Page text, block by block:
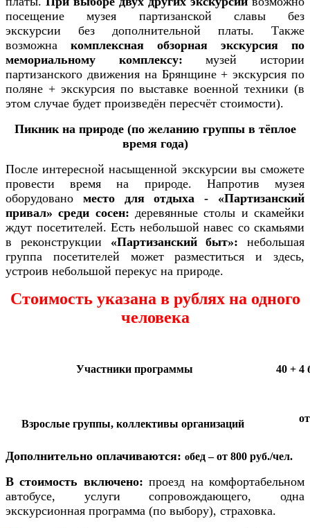
посещение музея партизанской славы без
экскурсии без дополнительной платы. Также
возможна комплексная обзорная экскурсия по
мемориальному комплексу: музей истории
партизанского движения на Брянщине + экскурсия по
поляне + экскурсия по выставке военной техники (в
этом случае будет произведён пересчёт стоимости).
Пикник на природе (по желанию группы в тёплое
время года)
После интересной насыщенной экскурсии вы сможете
провести время на природе. Напротив музея
оборудовано место для отдыха - «Партизанский
привал» среди сосен: деревянные столы и скамейки
ждут посетителей. Есть небольшой навес со скамьями
в реконструкции «Партизанский быт»: небольшая
группа посетителей может разместиться и здесь,
устроив небольшой перекус на природе.
Стоимость указана в рублях на одного
человека
Участники программы 40 + 4
Взрослые группы, коллективы организаций
Дополнительно оплачиваются: обед – от 800 руб./чел.
В стоимость включено: проезд на комфортабельном
автобусе, услуги сопровождающего, одна
экскурсионная программа (по выбору), страховка.